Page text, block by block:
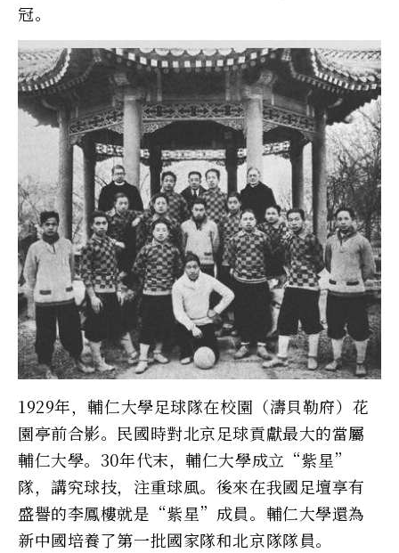
冠。
1929年，輔仁大學足球隊在校園（濤貝勒府）花
園亭前合影。民國時對北京足球貢獻最大的當屬
輔仁大學。30年代末，輔仁大學成立“紫星”
隊，講究球技，注重球風。後來在我國足壇享有
盛譽的李鳳樓就是“紫星”成員。輔仁大學還為
新中國培養了第一批國家隊和北京隊隊員。